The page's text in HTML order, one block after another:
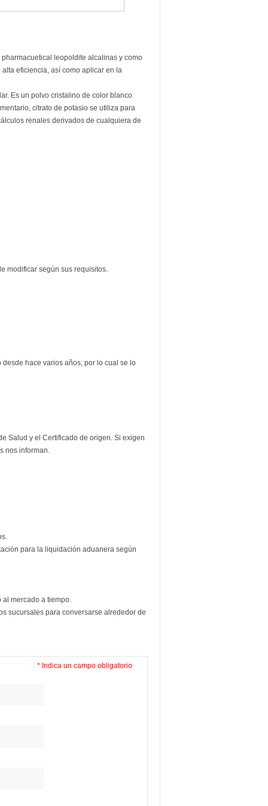
leopoldite alcalinas y como
eficiencia, así como aplicar en la
Es un polvo cristalino de color blanco
citrato de potasio se utiliza para
renales derivados de cualquiera de
modificar según sus requisitos.
hace varios años, por lo cual se lo
Salud y el Certificado de origen. Si exigen
nos informan.
para la liquidación aduanera según
mercado a tiempo.
sucursales para conversarse alrededor de
* Indica un campo obligatorio